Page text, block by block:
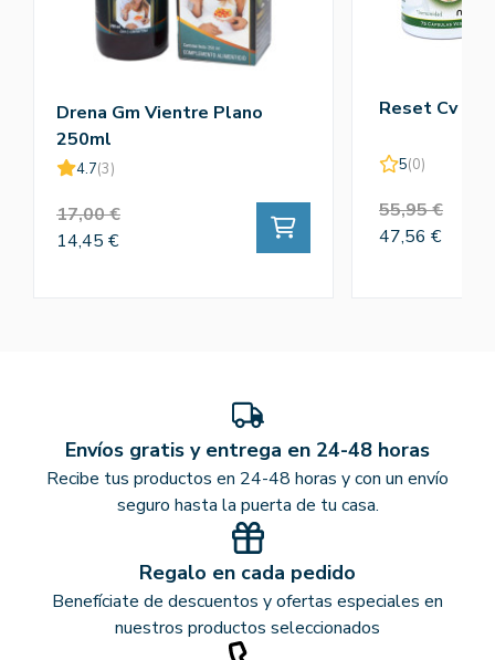
Drena Gm Vientre Plano
250ml
4.7(3)
17,00 €
14,45 €
Reset Cv
5(0)
55,95 €
47,56 €
Envíos gratis y entrega en 24-48 horas
Recibe tus productos en 24-48 horas y con un envío
seguro hasta la puerta de tu casa.
Regalo en cada pedido
Benefíciate de descuentos y ofertas especiales en
nuestros productos seleccionados